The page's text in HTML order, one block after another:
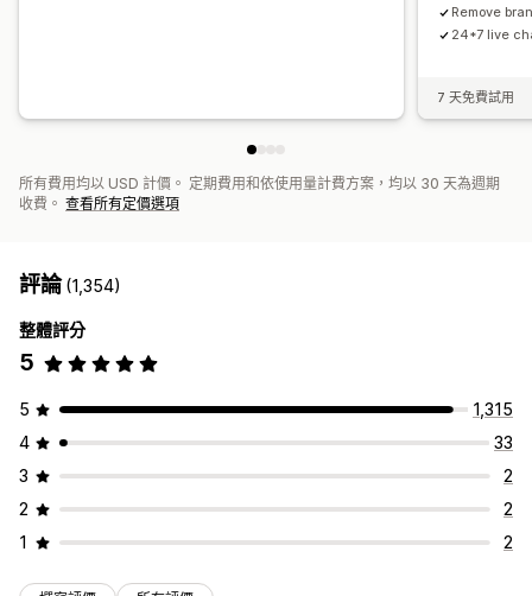
Remove
24*7 live
7 天免費試用
所有費用均以 USD 計價。 定期費用和依使用量計費方案，均以 30 天為週期
收費。 查看所有定價選項
評論(1,354)
整體評分
5
5
1,315
4
33
3
2
2
2
1
2